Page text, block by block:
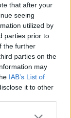
that after your
seeing
utilized by
parties prior to
the further
parties on the
may
IAB’s List of
it to other
more Google
repülőtér
bázis út- és
vezetéken